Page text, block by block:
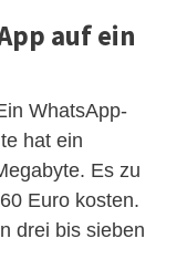
auf ein
WhatsApp-
hat ein
Es zu
Euro kosten.
drei bis sieben